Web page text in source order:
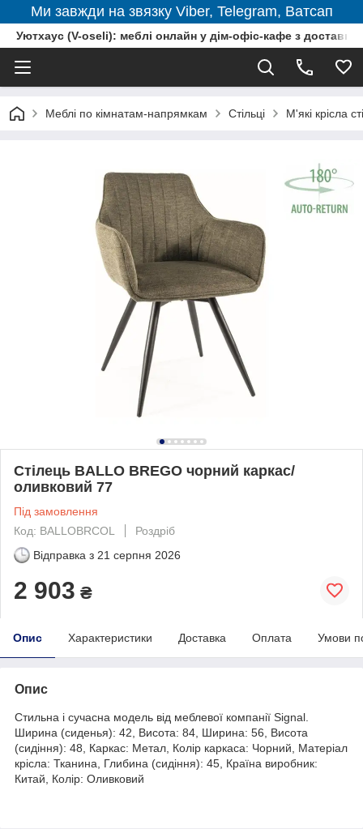
Ми завжди на звязку Viber, Telegram, Ватсап
Уютхаус (V-oseli): меблі онлайн у дім-офіс-кафе з
Меблі по кімнатам-напрямкам Стільці М'які крісла
Стілець BALLO BREGO чорний каркас/
оливковий 77
Під замовлення
Код: BALLOBRCOL
Роздріб
Відправка з 21 серпня 2026
2 903 ₴
Опис Характеристики Доставка Оплата Умови
Опис
Стильна і сучасна модель від меблевої компанії Signal.
Ширина (сиденья): 42, Висота: 84, Ширина: 56, Висота
(сидіння): 48, Каркас: Метал, Колір каркаса: Чорний, Матеріал
крісла: Тканина, Глибина (сидіння): 45, Країна виробник:
Китай, Колір: Оливковий